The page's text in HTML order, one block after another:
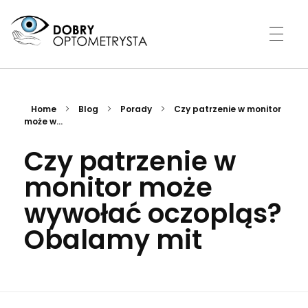
Home Blog Porady
Czy patrzenie w monitor
może w...
Czy patrzenie w
monitor może
wywołać oczopląs?
Obalamy mit